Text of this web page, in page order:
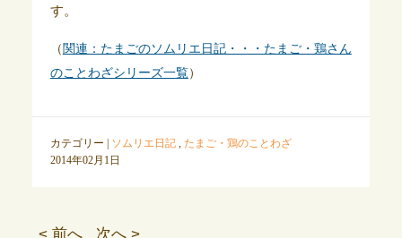
す。
（関連：たまごのソムリエ日記・・・たまご・鶏さん
のことわざシリーズ一覧）
カテゴリー | ソムリエ日記, たまご・鶏のことわざ
2014年02月1日
< 前へ 次へ >